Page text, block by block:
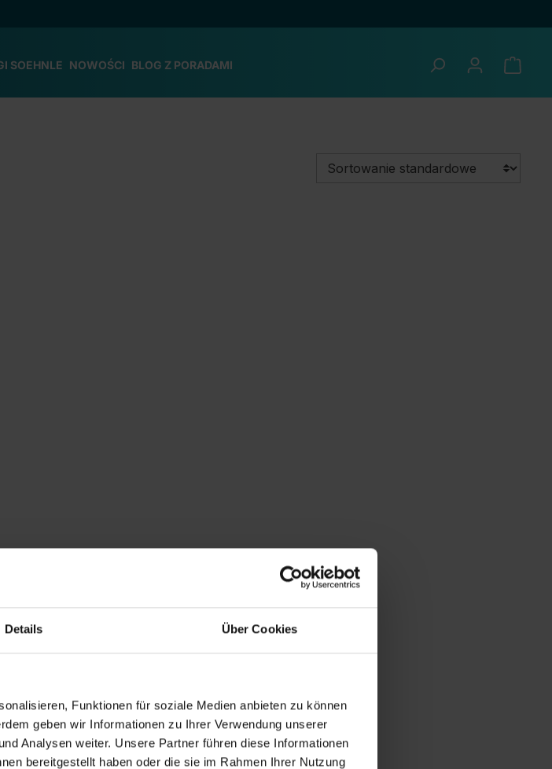
Details Über Cookies
Funktionen für soziale Medien anbieten zu können
geben wir Informationen zu Ihrer Verwendung unserer
Analysen weiter. Unsere Partner führen diese Informationen
bereitgestellt haben oder die sie im Rahmen Ihrer Nutzung
SOEHNLE NOWOŚCI BLOG Z PORADAMI